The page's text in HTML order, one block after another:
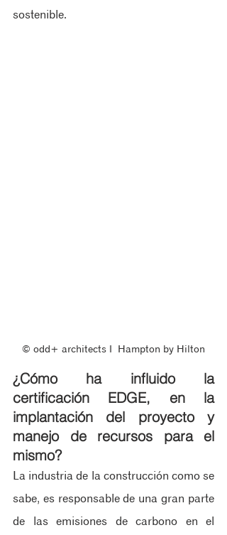
sostenible.
© odd+ architects ‖  Hampton by Hilton
¿Cómo ha influido la
certificación EDGE, en la
implantación del proyecto y
manejo de recursos para el
mismo?
La industria de la construcción como se
sabe, es responsable de una gran parte
de las emisiones de carbono en el